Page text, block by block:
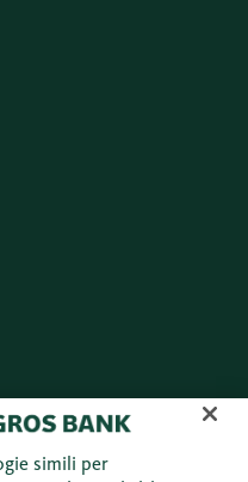
Instagram Youtube
simili per